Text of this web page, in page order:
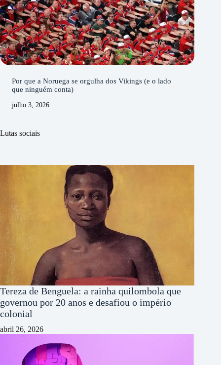
Por que a Noruega se orgulha dos Vikings (e o lado
que ninguém conta)
julho 3, 2026
Lutas sociais
Tereza de Benguela: a rainha quilombola que
governou por 20 anos e desafiou o império
colonial
abril 26, 2026